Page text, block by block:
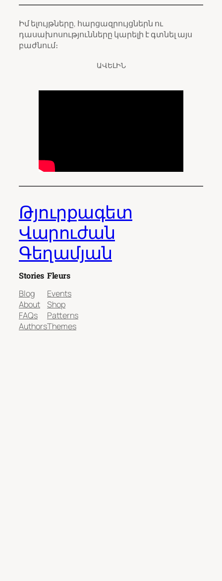
Իմ ելույթները, հարցազրույցներն ու
դասախոսությունները կարելի է գտնել այս
բաժնում։
ԱՎԵԼԻՆ
Թյուրքագետ
Վարուժան
Գեղամյան
Stories
Blog
About
FAQs
Authors
Fleurs
Events
Shop
Patterns
Themes